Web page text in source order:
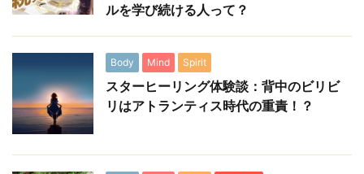
ルを学び続ける人って？
Body Mind Spirit
スターヒーリング体験談：背中のビリビ
リはアトランティス時代の重責！？